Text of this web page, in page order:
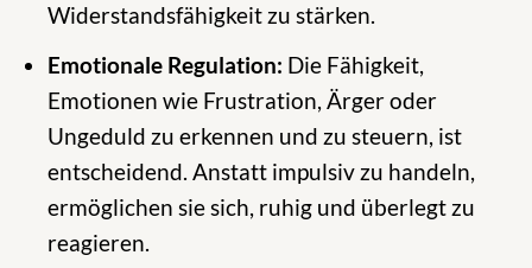
Widerstandsfähigkeit zu stärken.
Emotionale Regulation: Die Fähigkeit,
Emotionen wie Frustration, Ärger oder
Ungeduld zu erkennen und zu steuern, ist
entscheidend. Anstatt impulsiv zu handeln,
ermöglichen sie sich, ruhig und überlegt zu
reagieren.